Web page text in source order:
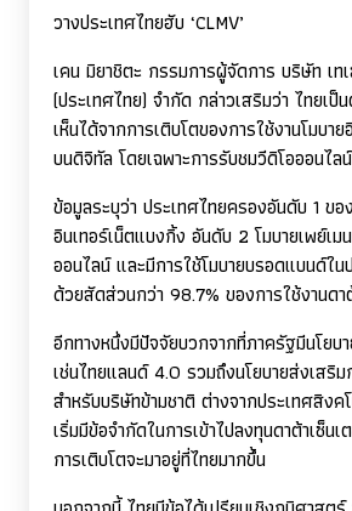
วางประเทศไทยฮับ ‘CLMV’
เคน มิยาชิตะ กรรมการผู้จัดการ บริษัท เท
(ประเทศไทย) จำกัด กล่าวเสริมว่า ไทยเ
เห็นได้จากการเติบโตของการใช้งานโมบา
บนดิจิทัล โดยเฉพาะการรับชมวีดิโอออนไลน์
ข้อมูลระบุว่า ประเทศไทยครองอันดับ 1 ขอ
อินเทอร์เน็ตแบงกิ้ง อันดับ 2 โมบายเพย์เม
ออนไลน์ และมีการใช้โมบายบรอดแบนด์ใ
ด้วยสัดส่วนกว่า 98.7% ของการใช้งานดา
อีกทางหนึ่งมีปัจจัยบวกจากที่ภาครัฐมีนโยบ
เช่นไทยแลนด์ 4.0 รวมถึงนโยบายส่งเสริ
สำหรับบริษัทข้ามชาติ ต่างจากประเทศสิง
เริ่มมีข้อจำกัดในการเข้าไปลงทุนดาต้าเซ็น
การเติบโตจะมาอยู่ที่ไทยมากขึ้น